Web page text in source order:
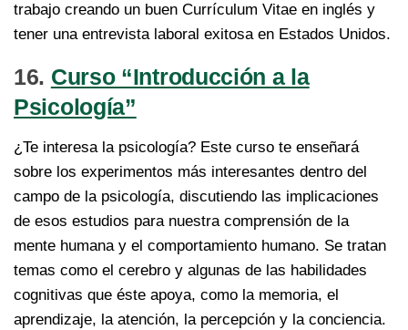
trabajo creando un buen Currículum Vitae en inglés y
tener una entrevista laboral exitosa en Estados Unidos.
16. Curso “Introducción a la
Psicología”
¿Te interesa la psicología? Este curso te enseñará
sobre los experimentos más interesantes dentro del
campo de la psicología, discutiendo las implicaciones
de esos estudios para nuestra comprensión de la
mente humana y el comportamiento humano. Se tratan
temas como el cerebro y algunas de las habilidades
cognitivas que éste apoya, como la memoria, el
aprendizaje, la atención, la percepción y la conciencia.